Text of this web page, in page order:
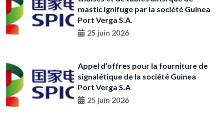
mastic ignifuge par la société Guinea
Port Verga S.A.
25 juin 2026
Appel d’offres pour la fourniture de
signalétique de la société Guinea
Port Verga S.A
25 juin 2026